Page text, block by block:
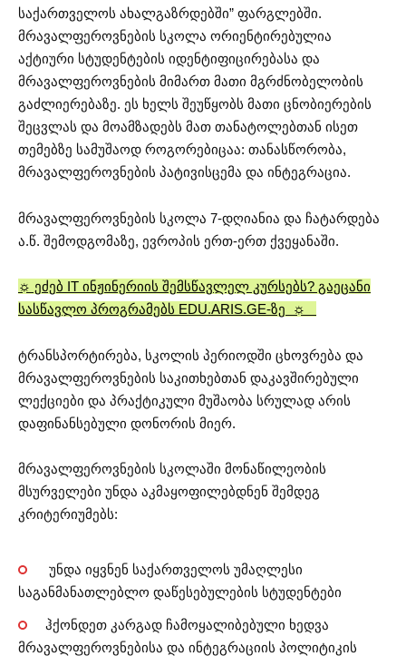
საქართველოს ახალგაზრდებში” ფარგლებში.
მრავალფეროვნების სკოლა ორიენტირებულია
აქტიური სტუდენტების იდენტიფიცირებასა და
მრავალფეროვნების მიმართ მათი მგრძნობელობის
გაძლიერებაზე. ეს ხელს შეუწყობს მათი ცნობიერების
შეცვლას და მოამზადებს მათ თანატოლებთან ისეთ
თემებზე სამუშაოდ როგორებიცაა: თანასწორობა,
მრავალფეროვნების პატივისცემა და ინტეგრაცია.
მრავალფეროვნების სკოლა 7-დღიანია და ჩატარდება
ა.წ. შემოდგომაზე, ევროპის ერთ-ერთ ქვეყანაში.
☼ ეძებ IT ინჟინერიის შემსწავლელ კურსებს? გაეცანი
სასწავლო პროგრამებს EDU.ARIS.GE-ზე ☼
ტრანსპორტირება, სკოლის პერიოდში ცხოვრება და
მრავალფეროვნების საკითხებთან დაკავშირებული
ლექციები და პრაქტიკული მუშაობა სრულად არის
დაფინანსებული დონორის მიერ.
მრავალფეროვნების სკოლაში მონაწილეობის
მსურველები უნდა აკმაყოფილებდნენ შემდეგ
კრიტერიუმებს:
უნდა იყვნენ საქართველოს უმაღლესი
საგანმანათლებლო დაწესებულების სტუდენტები
ჰქონდეთ კარგად ჩამოყალიბებული ხედვა
მრავალფეროვნებისა და ინტეგრაციის პოლიტიკის